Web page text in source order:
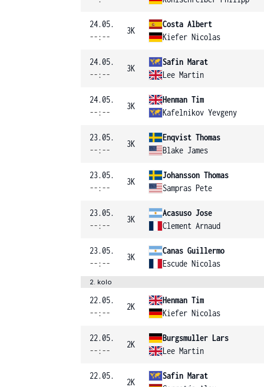
24.05.
--:--
3K
Costa Albert
Kiefer Nicolas
24.05.
--:--
3K
Safin Marat
Lee Martin
24.05.
--:--
3K
Henman Tim
Kafelnikov Yevgeny
23.05.
--:--
3K
Enqvist Thomas
Blake James
23.05.
--:--
3K
Johansson Thomas
Sampras Pete
23.05.
--:--
3K
Acasuso Jose
Clement Arnaud
23.05.
--:--
3K
Canas Guillermo
Escude Nicolas
2. kolo
22.05.
--:--
2K
Henman Tim
Kiefer Nicolas
22.05.
--:--
2K
Burgsmuller Lars
Lee Martin
22.05.
2K
Safin Marat